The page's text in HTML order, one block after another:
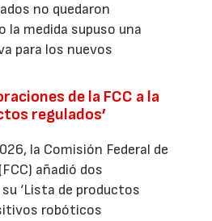
no quedaron
la medida supuso una
para los nuevos
de la FCC a la
regulados’
la Comisión Federal de
añadió dos
‘Lista de productos
robóticos